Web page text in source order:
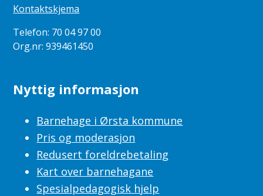
Kontaktskjema
Telefon: 70 04 97 00
Org.nr: 939461450
Nyttig informasjon
Barnehage i Ørsta kommune
Pris og moderasjon
Redusert foreldrebetaling
Kart over barnehagane
Spesialpedagogisk hjelp